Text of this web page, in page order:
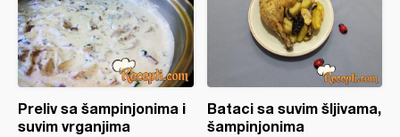
Preliv sa šampinjonima i
suvim vrganjima
Bataci sa suvim šljivama,
šampinjonima